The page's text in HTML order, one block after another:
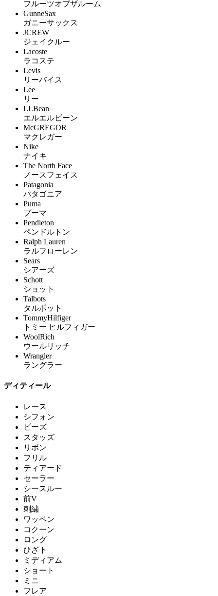
フルーツオブザルーム
GunneSax
ガニーサックス
JCREW
ジェイクルー
Lacoste
ラコステ
Levis
リーバイス
Lee
リー
LLBean
エルエルビーン
McGREGOR
マクレガー
Nike
ナイキ
The North Face
ノースフェイス
Patagonia
パタゴニア
Puma
プーマ
Pendleton
ペンドルトン
Ralph Lauren
ラルフローレン
Sears
シアーズ
Schott
ショット
Talbots
タルボット
TommyHilfiger
トミー ヒルフィガー
WoolRich
ウールリッチ
Wrangler
ラングラー
ディティール
レース
シフォン
ビーズ
スタッズ
リボン
フリル
ティアード
セーラー
シースルー
前V
刺繍
ワッペン
コクーン
ロング
ひざ下
ミディアム
ショート
ミニ
フレア